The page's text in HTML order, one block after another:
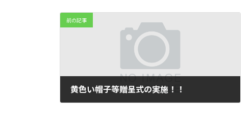
前の記事
黄色い帽子等贈呈式の実施！！